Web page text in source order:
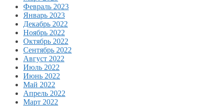
Февраль 2023
Январь 2023
Декабрь 2022
Ноябрь 2022
Октябрь 2022
Сентябрь 2022
Август 2022
Июль 2022
Июнь 2022
Май 2022
Апрель 2022
Март 2022